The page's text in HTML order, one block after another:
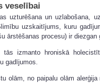
veselībai
uzturēšana un uzlabošana,
uzskaitījums, kuru
ārstēšanas procesu) ir diezgan
tās izmanto hroniskā
gadījumos.
olām, no paipalu olām